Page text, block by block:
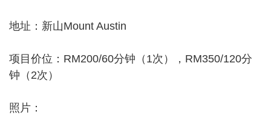
地址：新山Mount Austin
项目价位：RM200/60分钟（1次），RM350/120分
钟（2次）
照片：